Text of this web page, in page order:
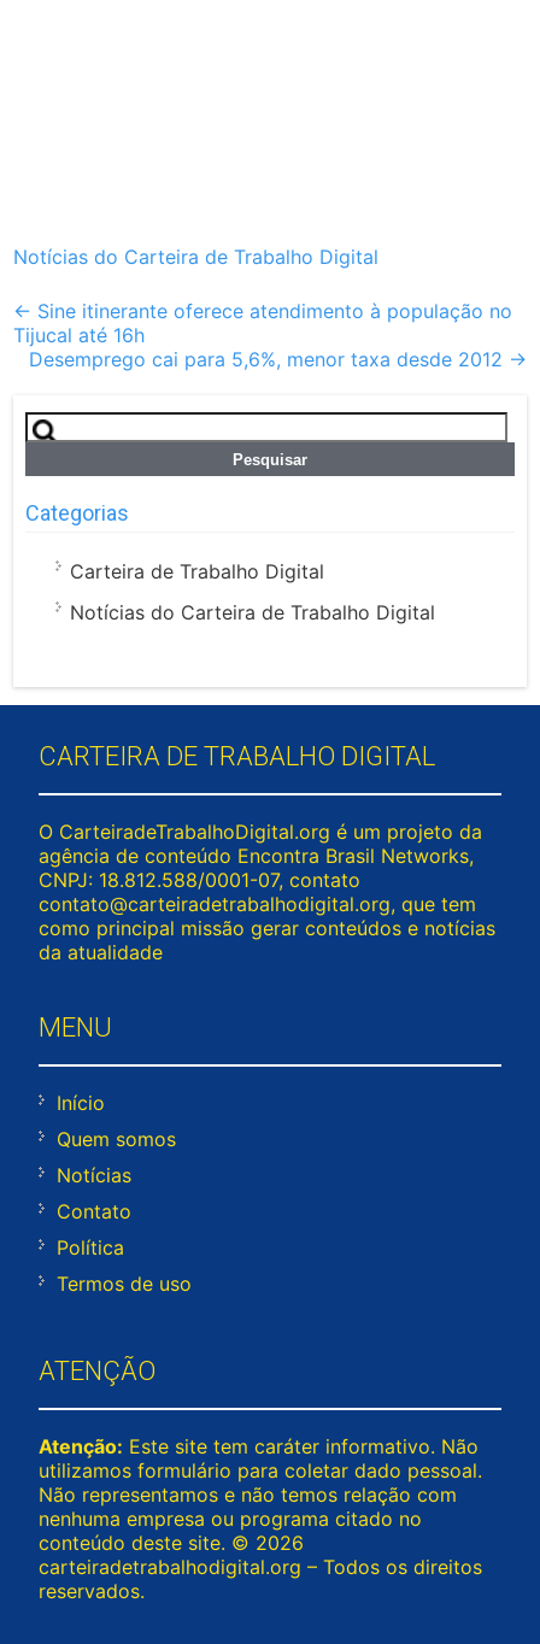
Notícias do Carteira de Trabalho Digital
Post
navigation
← Sine itinerante oferece atendimento à população no
Tijucal até 16h
Desemprego cai para 5,6%, menor taxa desde 2012 →
Pesquisar
por:
Categorias
Carteira de Trabalho Digital
Notícias do Carteira de Trabalho Digital
CARTEIRA DE TRABALHO DIGITAL
O CarteiradeTrabalhoDigital.org é um projeto da
agência de conteúdo Encontra Brasil Networks,
CNPJ: 18.812.588/0001-07, contato
contato@carteiradetrabalhodigital.org, que tem
como principal missão gerar conteúdos e notícias
da atualidade
MENU
Início
Quem somos
Notícias
Contato
Política
Termos de uso
ATENÇÃO
Atenção: Este site tem caráter informativo. Não
utilizamos formulário para coletar dado pessoal.
Não representamos e não temos relação com
nenhuma empresa ou programa citado no
conteúdo deste site. © 2026
carteiradetrabalhodigital.org – Todos os direitos
reservados.